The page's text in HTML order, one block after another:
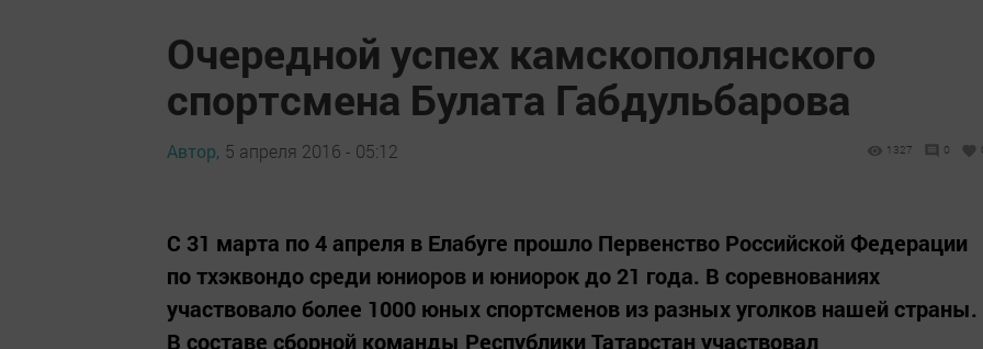
Очередной успех камскополянского
спортсмена Булата Габдульбарова
Автор, 5 апреля 2016 - 05:12 1327 0
С 31 марта по 4 апреля в Елабуге прошло Первенство Российской Федерации
по тхэквондо среди юниоров и юниорок до 21 года. В соревнованиях
участвовало более 1000 юных спортсменов из разных уголков нашей страны.
В составе сборной команды Республики Татарстан участвовал